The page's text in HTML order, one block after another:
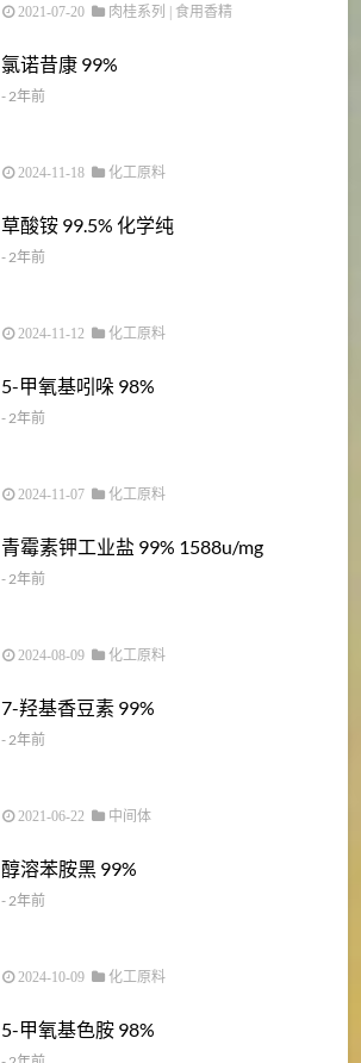
2021-07-20 肉桂系列 食用香精
氯诺昔康 99%
- 2年前
2024-11-18 化工原料
草酸铵 99.5% 化学纯
- 2年前
2024-11-12 化工原料
5-甲氧基吲哚 98%
- 2年前
2024-11-07 化工原料
青霉素钾工业盐 99% 1588u/mg
- 2年前
2024-08-09 化工原料
7-羟基香豆素 99%
- 2年前
2021-06-22 中间体
醇溶苯胺黑 99%
- 2年前
2024-10-09 化工原料
5-甲氧基色胺 98%